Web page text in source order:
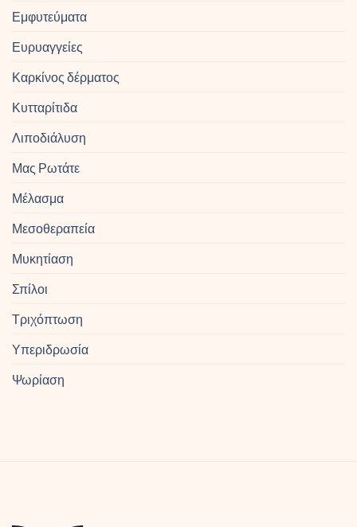
Εμφυτεύματα
Ευρυαγγείες
Καρκίνος δέρματος
Κυτταρίτιδα
Λιποδιάλυση
Μας Ρωτάτε
Μέλασμα
Μεσοθεραπεία
Μυκητίαση
Σπίλοι
Τριχόπτωση
Υπεριδρωσία
Ψωρίαση